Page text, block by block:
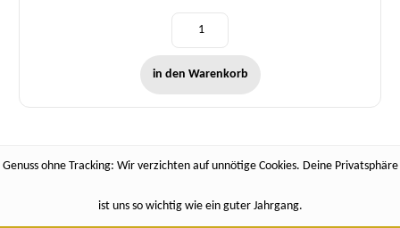
in den Warenkorb
Genuss ohne Tracking: Wir verzichten auf unnötige Cookies. Deine Privatsphäre
ist uns so wichtig wie ein guter Jahrgang.